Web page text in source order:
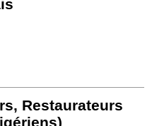
Restaurateurs